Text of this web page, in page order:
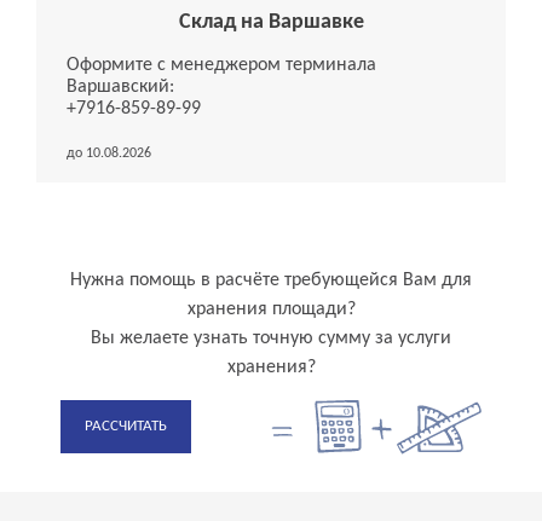
Склад на Варшавке
Оформите с менеджером терминала
Варшавский:
+7916-859-89-99
до 10.08.2026
Нужна помощь в расчёте требующейся Вам для
хранения площади?
Вы желаете узнать точную сумму за услуги
хранения?
РАССЧИТАТЬ